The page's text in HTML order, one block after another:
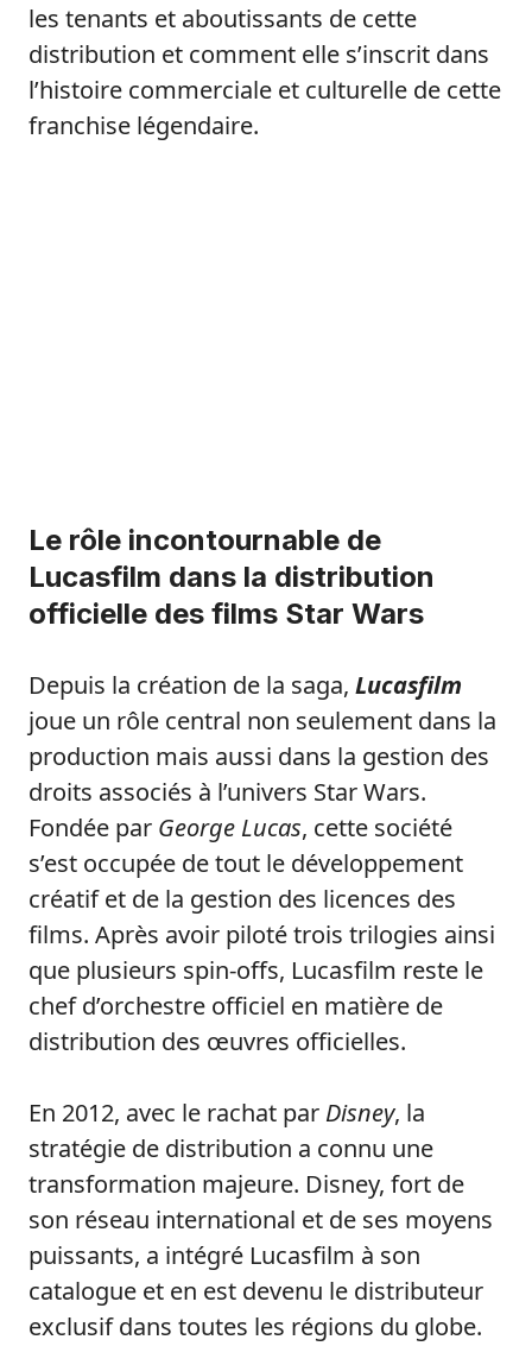
les tenants et aboutissants de cette
distribution et comment elle s’inscrit dans
l’histoire commerciale et culturelle de cette
franchise légendaire.
Le rôle incontournable de
Lucasfilm dans la distribution
officielle des films Star Wars
Depuis la création de la saga, Lucasfilm
joue un rôle central non seulement dans la
production mais aussi dans la gestion des
droits associés à l’univers Star Wars.
Fondée par George Lucas, cette société
s’est occupée de tout le développement
créatif et de la gestion des licences des
films. Après avoir piloté trois trilogies ainsi
que plusieurs spin-offs, Lucasfilm reste le
chef d’orchestre officiel en matière de
distribution des œuvres officielles.
En 2012, avec le rachat par Disney, la
stratégie de distribution a connu une
transformation majeure. Disney, fort de
son réseau international et de ses moyens
puissants, a intégré Lucasfilm à son
catalogue et en est devenu le distributeur
exclusif dans toutes les régions du globe.